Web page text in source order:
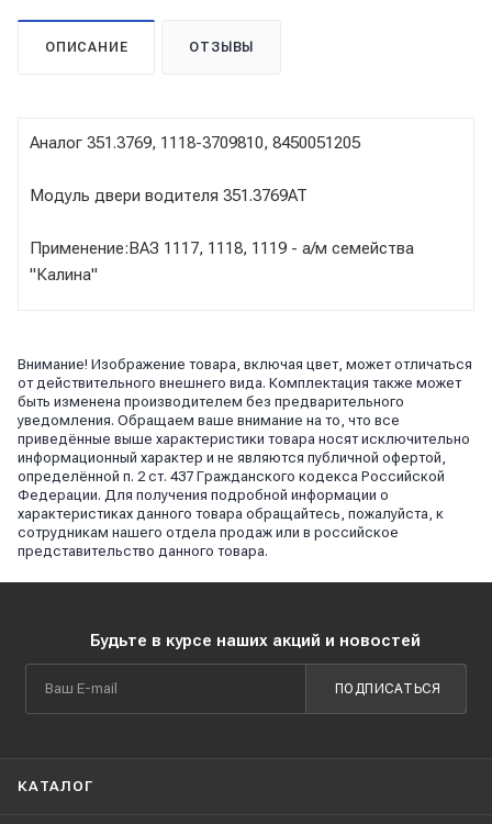
ОПИСАНИЕ ОТЗЫВЫ
Аналог 351.3769, 1118-3709810, 8450051205
Модуль двери водителя 351.3769AT
Применение:ВАЗ 1117, 1118, 1119 - а/м семейства
"Калина"
Внимание! Изображение товара, включая цвет, может отличаться
от действительного внешнего вида. Комплектация также может
быть изменена производителем без предварительного
уведомления. Обращаем ваше внимание на то, что все
приведённые выше характеристики товара носят исключительно
информационный характер и не являются публичной офертой,
определённой п. 2 ст. 437 Гражданского кодекса Российской
Федерации. Для получения подробной информации о
характеристиках данного товара обращайтесь, пожалуйста, к
сотрудникам нашего отдела продаж или в российское
представительство данного товара.
Будьте в курсе наших акций и новостей
ПОДПИСАТЬСЯ
КАТАЛОГ